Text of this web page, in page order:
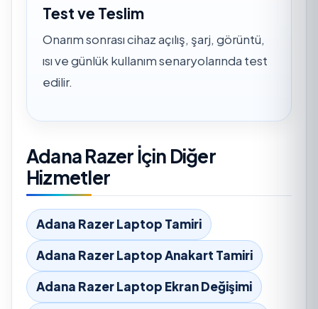
Test ve Teslim
Onarım sonrası cihaz açılış, şarj, görüntü,
ısı ve günlük kullanım senaryolarında test
edilir.
Adana Razer İçin Diğer
Hizmetler
Adana Razer Laptop Tamiri
Adana Razer Laptop Anakart Tamiri
Adana Razer Laptop Ekran Değişimi